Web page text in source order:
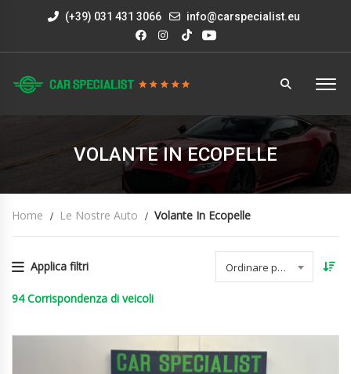
(+39) 031 431 3066 info@carspecialist.eu
VOLANTE IN ECOPELLE
Home Le Nostre Auto Volante In Ecopelle
Applica filtri Ordinare per data
94 Corrispondenza di veicoli